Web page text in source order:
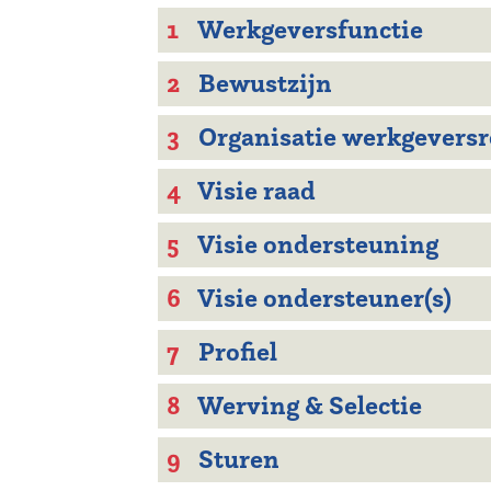
1 Werkgeversfunctie
2 Bewustzijn
3
Organisatie
4 Visie raad
5 Visie ondersteuning
6 Visie ondersteuner(s)
7
Profiel
8 Werving & Selectie
9 Sturen